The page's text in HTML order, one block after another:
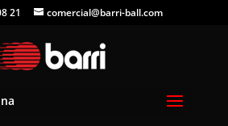
21 comercial@barri-ball.com